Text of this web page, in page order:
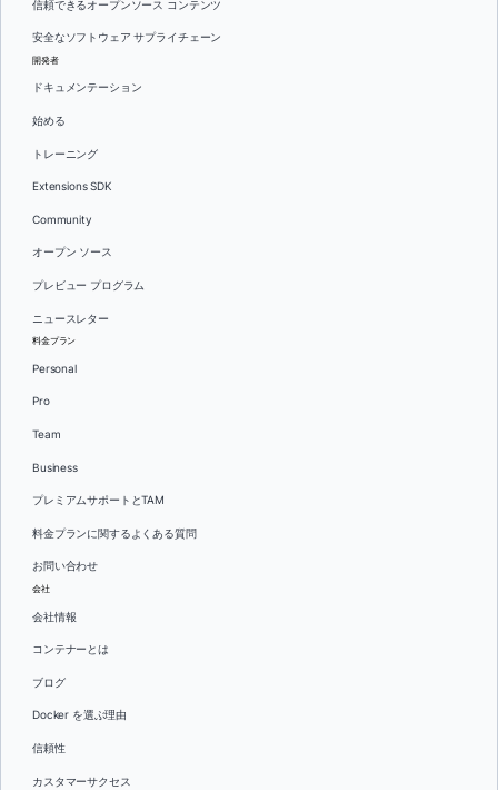
信頼できるオープンソース コンテンツ
安全なソフトウェア サプライチェーン
開発者
ドキュメンテーション
始める
トレーニング
Extensions SDK
Community
オープン ソース
プレビュー プログラム
ニュースレター
料金プラン
Personal
Pro
Team
Business
プレミアムサポートとTAM
料金プランに関するよくある質問
お問い合わせ
会社
会社情報
コンテナーとは
ブログ
Docker を選ぶ理由
信頼性
カスタマーサクセス